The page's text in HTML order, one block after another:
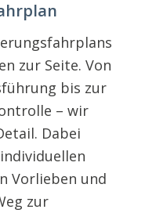
zur Seite. Von
bis zur
– wir
Dabei
Vorlieben und
zur